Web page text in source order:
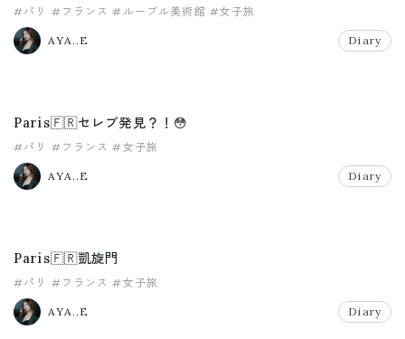
#パリ #フランス #ルーブル美術館 #女子旅
AYA..E Diary
Paris🇫🇷セレブ発見？！😳
#パリ #フランス #女子旅
AYA..E Diary
Paris🇫🇷凱旋門
#パリ #フランス #女子旅
AYA..E Diary